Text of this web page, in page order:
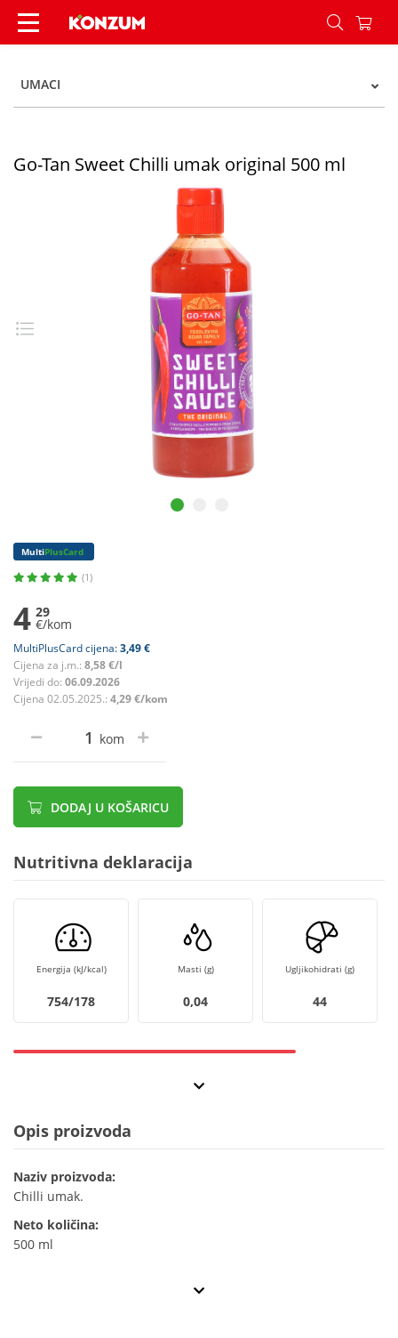
Go-Tan Sweet Chilli umak original 500 ml -
UMACI
Go-Tan Sweet Chilli umak original 500 ml
MultiPlusCard
(1)
4 29
€/kom
MultiPlusCard cijena:3,49 €
Cijena za j.m.: 8,58 €/l
Vrijedi do: 06.09.2026
Cijena 02.05.2025.: 4,29 €/kom
kom
DODAJ U KOŠARICU
Nutritivna deklaracija
Energija (kJ/kcal)
754/178
Masti (g)
0,04
Ugljikohidrati (g)
44
Opis proizvoda
Naziv proizvoda:
Chilli umak.
Neto količina:
500 ml